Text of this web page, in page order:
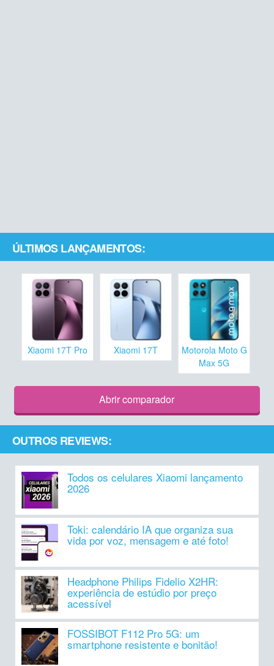
ÚLTIMOS LANÇAMENTOS:
Xiaomi 17T Pro Xiaomi 17T
Motorola Moto G
Max 5G
Abrir comparador
OUTROS REVIEWS:
Todos os celulares Xiaomi lançamento
2026
Toki: calendário IA que organiza sua
vida por voz, mensagem e até foto!
Headphone Philips Fidelio X2HR:
experiência de estúdio por preço
acessível
FOSSIBOT F112 Pro 5G: um
smartphone resistente e bonitão!